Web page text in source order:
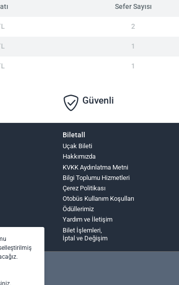
Sefer Sayısı
2
1
1
Güvenli
Biletall
Uçak Bileti
Hakkımızda
KVKK Aydınlatma Metni
Bilgi Toplumu Hizmetleri
Çerez Politikası
Otobüs Kullanım Koşulları
Ödüllerimiz
Yardım ve İletişim
Bilet İşlemleri,
İptal ve Değişim